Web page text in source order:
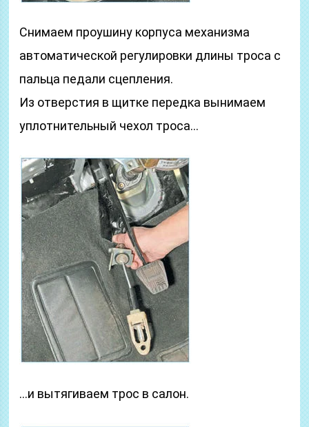
Снимаем проушину корпуса механизма
автоматической регулировки длины троса с
пальца педали сцепления.
Из отверстия в щитке передка вынимаем
уплотнительный чехол троса…
…и вытягиваем трос в салон.